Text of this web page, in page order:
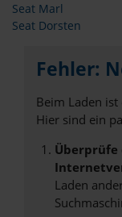
Seat Marl
Seat Dorsten
Fehler:
Beim Laden
Hier sind ein
Überprüfe
Laden